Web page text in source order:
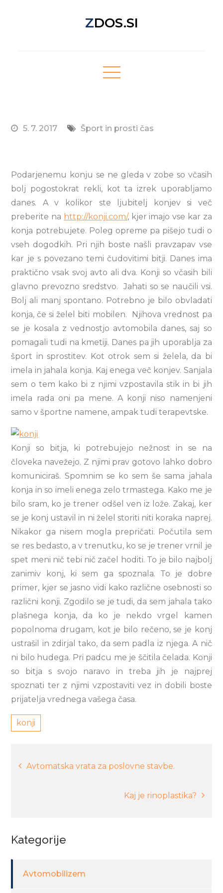
ZDOS.SI
5. 7. 2017 Šport in prosti čas
Podarjenemu konju se ne gleda v zobe so včasih
bolj pogostokrat rekli, kot ta izrek uporabljamo
danes. A v kolikor ste ljubitelj konjev si več
preberite na http://konji.com/, kjer imajo vse kar za
konja potrebujete. Poleg opreme pa pišejo tudi o
vseh dogodkih. Pri njih boste našli pravzapav vse
kar je s povezano temi čudovitimi bitji. Danes ima
praktično vsak svoj avto ali dva. Konji so včasih bili
glavno prevozno sredstvo. Jahati so se naučili vsi.
Bolj ali manj spontano. Potrebno je bilo obvladati
konja, če si želel biti mobilen. Njihova vrednost pa
se je kosala z vednostjo avtomobila danes, saj so
pomagali tudi na kmetiji. Danes pa jih uporablja za
šport in sprostitev. Kot otrok sem si želela, da bi
imela in jahala konja. Kaj enega več konjev. Sanjala
sem o tem kako bi z njimi vzpostavila stik in bi jih
imela rada oni pa mene. A konji niso namenjeni
samo v športne namene, ampak tudi terapevtske.
Konji so bitja, ki potrebujejo nežnost in se na
človeka navežejo. Z njimi prav gotovo lahko dobro
komuniciraš. Spomnim se ko sem še sama jahala
konja in so imeli enega zelo trmastega. Kako me je
bilo sram, ko je trener odšel ven iz lože. Zakaj, ker
se je konj ustavil in ni želel storiti niti koraka naprej.
Nikakor ga nisem mogla prepričati. Počutila sem
se res bedasto, a v trenutku, ko se je trener vrnil je
spet meni nič tebi nič začel hoditi. To je bilo najbolj
zanimiv konj, ki sem ga spoznala. To je dobre
primer, kjer se jasno vidi kako različne osebnosti so
različni konji. Zgodilo se je tudi, da sem jahala tako
plašnega konja, da ko je nekdo vrgel kamen
popolnoma drugam, kot je bilo rečeno, se je konj
ustrašil in zdirjal tako, da sem padla iz njega. A nič
ni bilo hudega. Pri padcu me je ščitila čelada. Konji
so bitja s svojo naravo in treba jih je najprej
spoznati ter z njimi vzpostaviti vez in dobili boste
prijatelja vrednega vašega časa.
konji
Navigacija
Avtomatska vrata za poslovne stavbe.
Kaj je rinoplastika?
Kategorije
Avtomobilizem